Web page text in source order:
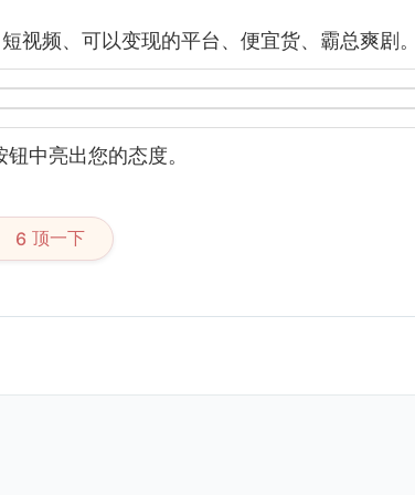
视频、可以变现的平台、便宜货、霸总爽剧
中亮出您的态度。
6 顶一下